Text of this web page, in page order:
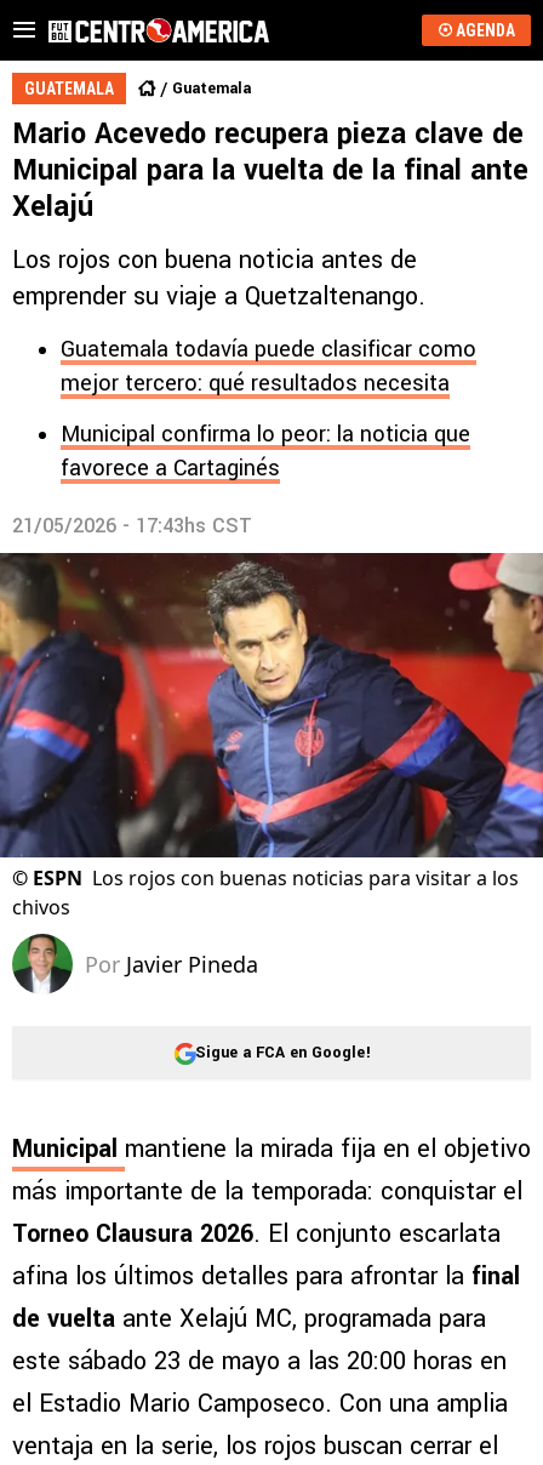
AGENDA
GUATEMALA Guatemala
Mario Acevedo recupera pieza clave de
Municipal para la vuelta de la final ante
Xelajú
Los rojos con buena noticia antes de
emprender su viaje a Quetzaltenango.
Guatemala todavía puede clasificar como
mejor tercero: qué resultados necesita
Municipal confirma lo peor: la noticia que
favorece a Cartaginés
21/05/2026 - 17:43hs CST
© ESPN Los rojos con buenas noticias para visitar a los
chivos
Por Javier Pineda
Sigue a FCA en Google!
Municipal mantiene la mirada fija en el objetivo
más importante de la temporada: conquistar el
Torneo Clausura 2026. El conjunto escarlata
afina los últimos detalles para afrontar la final
de vuelta ante Xelajú MC, programada para
este sábado 23 de mayo a las 20:00 horas en
el Estadio Mario Camposeco. Con una amplia
ventaja en la serie, los rojos buscan cerrar el